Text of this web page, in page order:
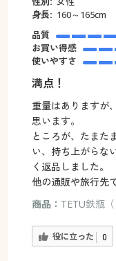
身長: 160～165cm
品質
お買い得感
使いやすさ
満点！
重量はありますが
思います。
ところが、たまた
い、持ち上がらな
く返品しました。
他の通販や旅行先
商品： TETU鉄瓶
役に立った 0